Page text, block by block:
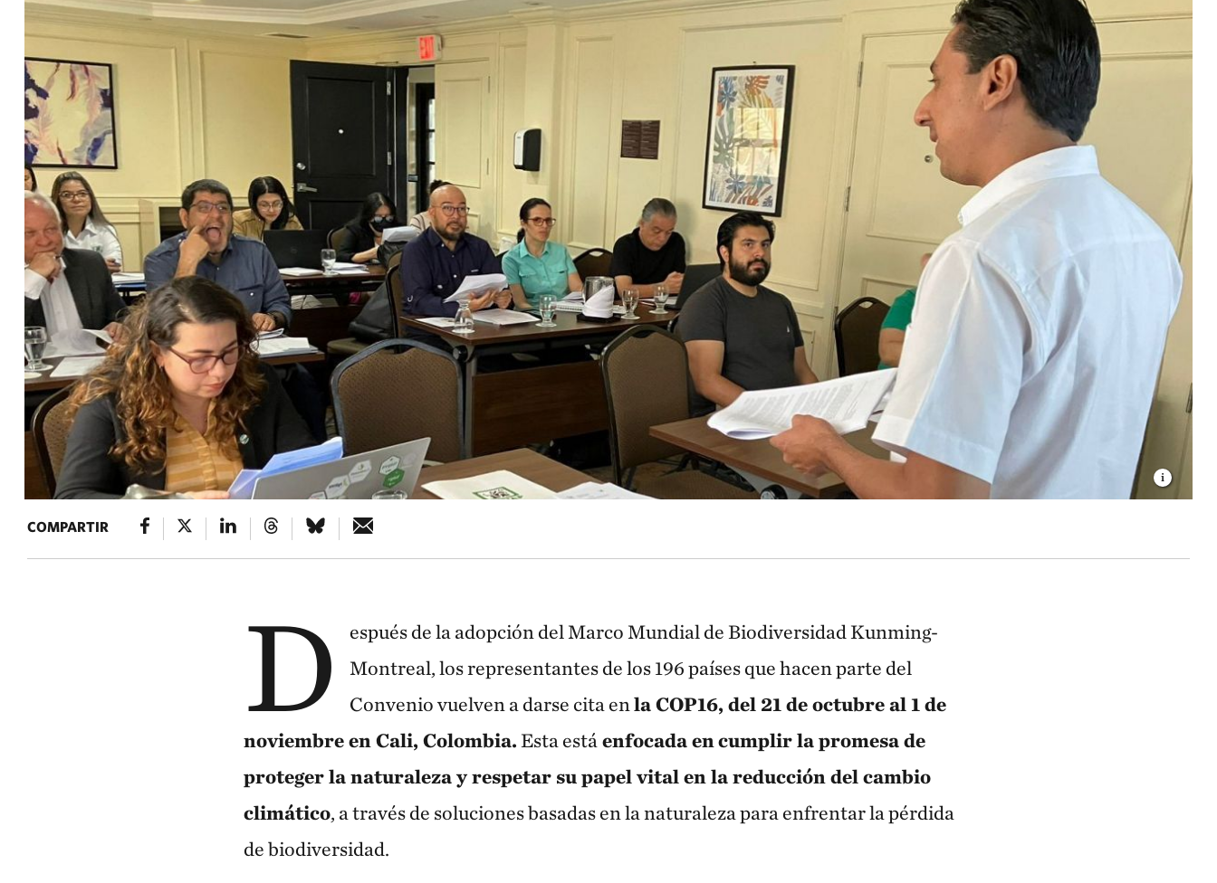
COMPARTIR
D
espués de la adopción del Marco Mundial de Biodiversidad Kunming-
Montreal, los representantes de los 196 países que hacen parte del
Convenio vuelven a darse cita enla COP16, del 21 de octubre al 1 de
noviembre en Cali, Colombia. Esta está enfocada en cumplir la promesa de
proteger la naturaleza y respetar su papel vital en la reducción del cambio
climático, a través de soluciones basadas en la naturaleza para enfrentar la pérdida
de biodiversidad.